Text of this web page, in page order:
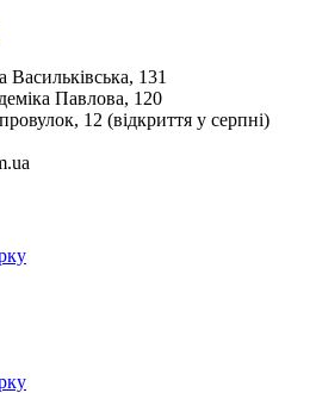
131
Павлова, 120
12 (відкриття у серпні)